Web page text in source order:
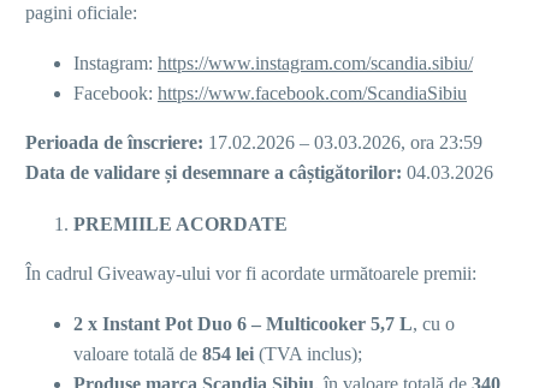
pagini oficiale:
Instagram: https://www.instagram.com/scandia.sibiu/
Facebook: https://www.facebook.com/ScandiaSibiu
Perioada de înscriere: 17.02.2026 – 03.03.2026, ora 23:59
Data de validare și desemnare a câștigătorilor: 04.03.2026
PREMIILE ACORDATE
În cadrul Giveaway-ului vor fi acordate următoarele premii:
2 x Instant Pot Duo 6 – Multicooker 5,7 L, cu o
valoare totală de 854 lei (TVA inclus);